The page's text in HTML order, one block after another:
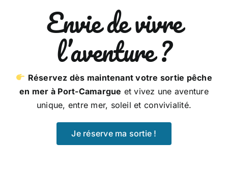
Envie de vivre
l’aventure ?
Réservez dès maintenant votre sortie pêche
en mer à Port-Camargue et vivez une aventure
unique, entre mer, soleil et convivialité.
Je réserve ma sortie !